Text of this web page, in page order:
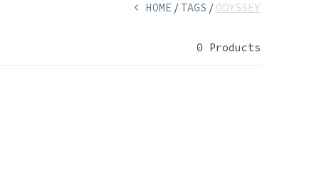
HOME TAGS ODYSSEY
0 Products